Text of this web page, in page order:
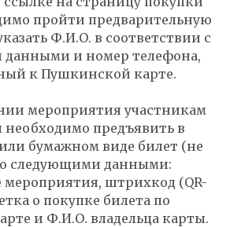
пройти предварительную
Ф.И.О. в соответствии с
и номер телефона,
к Пушкинской карте.
мероприятия участникам
предъявить в
бумажном виде билет (не
следующими данными:
штрихкод (QR-
о покупке билета по
и Ф.И.О. владельца карты.